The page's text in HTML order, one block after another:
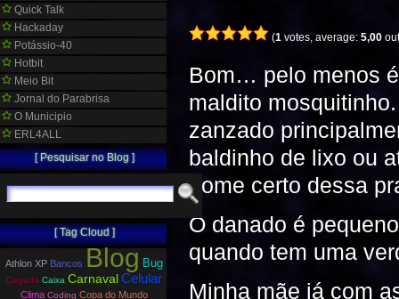
(1 votes, average:5,00
Bom… pelo menos
maldito
zanzado
baldinho de lixo ou
nome certo dessa
O danado é
quando tem uma
Minha mãe já com
Quick Talk
Hackaday
Potássio-40
Hotbit
Meio Bit
Jornal do Parabrisa
O Municipio
ERL4ALL
[ Pesquisar no Blog ]
[ Tag Cloud ]
Athlon XP Bancos Blog Bug
Cagada Caixa CarnavalCelular
Clima Coding Copa do Mundo